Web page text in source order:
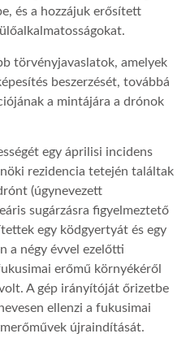
és a hozzájuk erősített
törvényjavaslatok, amelyek
beszerzését, továbbá
a mintájára a drónok
egy áprilisi incidens
rezidencia tetején találtak
(úgynevezett
sugárzásra figyelmeztető
egy ködgyertyát és egy
a négy évvel ezelőtti
erőmű környékéről
A gép irányítóját őrizetbe
ellenzi a fukusimai
újraindítását.